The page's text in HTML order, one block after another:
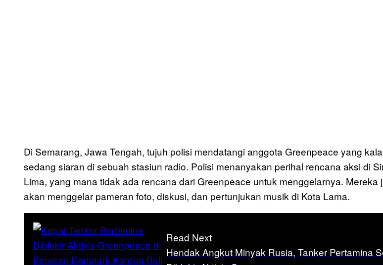
Di Semarang, Jawa Tengah, tujuh polisi mendatangi anggota Greenpeace yang
sedang siaran di sebuah stasiun radio. Polisi menanyakan perihal rencana aksi di
Lima, yang mana tidak ada rencana dari Greenpeace untuk menggelarnya. Mereka
akan menggelar pameran foto, diskusi, dan pertunjukan musik di Kota Lama.
Read Next
Hendak Angkut Minyak Rusia, Tanker Pertamina